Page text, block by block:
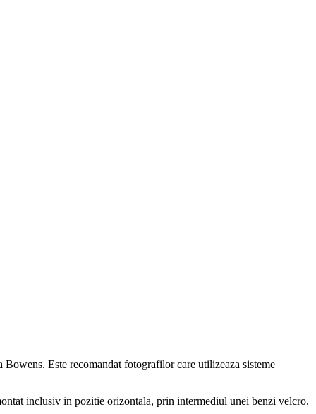
Este recomandat fotografilor care utilizeaza sisteme
inclusiv in pozitie orizontala, prin intermediul unei benzi velcro.